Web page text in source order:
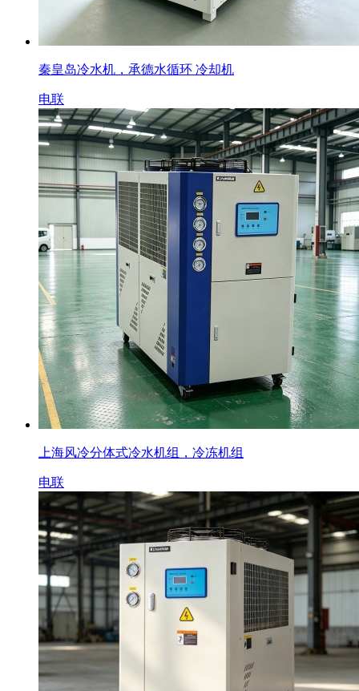
秦皇岛冷水机，承德水循环 冷却机
电联
上海风冷分体式冷水机组，冷冻机组
电联